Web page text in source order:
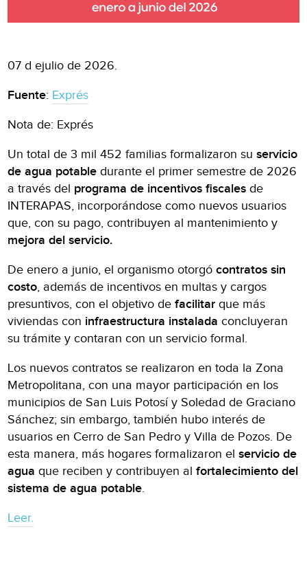
07 d ejulio de 2026.
Fuente: Exprés
Nota de: Exprés
Un total de 3 mil 452 familias formalizaron su servicio
de agua potable durante el primer semestre de 2026
a través del programa de incentivos fiscales de
INTERAPAS, incorporándose como nuevos usuarios
que, con su pago, contribuyen al mantenimiento y
mejora del servicio.
De enero a junio, el organismo otorgócontratos sin
costo, además de incentivos en multas y cargos
presuntivos, con el objetivo defacilitar que más
viviendas con infraestructura instalada concluyeran
su trámite y contaran con un servicio formal.
Los nuevos contratos se realizaron en toda la Zona
Metropolitana, con una mayor participación en los
municipios de San Luis Potosí y Soledad de Graciano
Sánchez; sin embargo, también hubo interés de
usuarios en Cerro de San Pedro y Villa de Pozos. De
esta manera, más hogares formalizaron elservicio de
agua que reciben y contribuyen alfortalecimiento del
sistema de agua potable.
Leer.